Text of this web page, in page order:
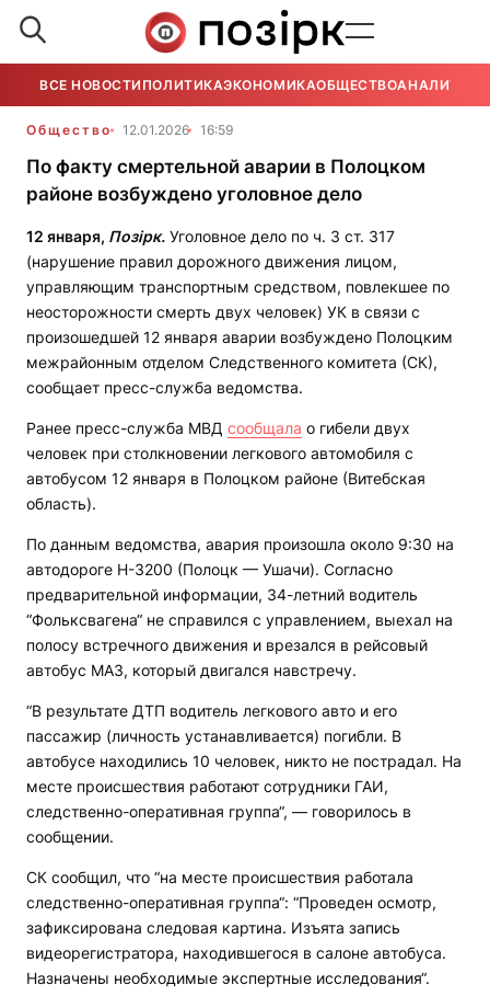
ВСЕ НОВОСТИ ПОЛИТИКАЭКОНОМИКАОБЩЕСТВОАНАЛИТИКА
Общество 12.01.2026 16:59
По факту смертельной аварии в Полоцком
районе возбуждено уголовное дело
12 января, Позірк. Уголовное дело по ч. 3 ст. 317
(нарушение правил дорожного движения лицом,
управляющим транспортным средством, повлекшее по
неосторожности смерть двух человек) УК в связи с
произошедшей 12 января аварии возбуждено Полоцким
межрайонным отделом Следственного комитета (СК),
сообщает пресс-служба ведомства.
Ранее пресс-служба МВД сообщала о гибели двух
человек при столкновении легкового автомобиля с
автобусом 12 января в Полоцком районе (Витебская
область).
По данным ведомства, авария произошла около 9:30 на
автодороге Н-3200 (Полоцк — Ушачи). Согласно
предварительной информации, 34-летний водитель
“Фольксвагена“ не справился с управлением, выехал на
полосу встречного движения и врезался в рейсовый
автобус МАЗ, который двигался навстречу.
“В результате ДТП водитель легкового авто и его
пассажир (личность устанавливается) погибли. В
автобусе находились 10 человек, никто не пострадал. На
месте происшествия работают сотрудники ГАИ,
следственно-оперативная группа“, — говорилось в
сообщении.
СК сообщил, что “на месте происшествия работала
следственно-оперативная группа“: “Проведен осмотр,
зафиксирована следовая картина. Изъята запись
видеорегистратора, находившегося в салоне автобуса.
Назначены необходимые экспертные исследования“.